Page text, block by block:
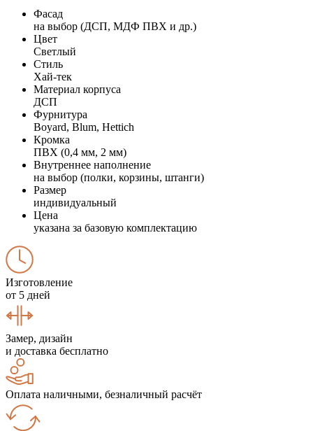
Фасад
на выбор (ДСП, МДФ ПВХ и др.)
Цвет
Светлый
Стиль
Хай-тек
Материал корпуса
ДСП
Фурнитура
Boyard, Blum, Hettich
Кромка
ПВХ (0,4 мм, 2 мм)
Внутреннее наполнение
на выбор (полки, корзины, штанги)
Размер
индивидуальный
Цена
указана за базовую комплектацию
Изготовление
от 5 дней
Замер, дизайн
и доставка бесплатно
Оплата наличными, безналичный расчёт